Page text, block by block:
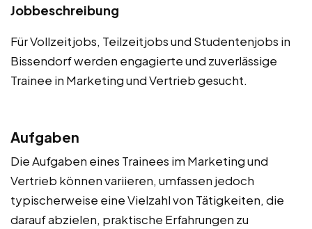
Jobbeschreibung
Für Vollzeitjobs, Teilzeitjobs und Studentenjobs in
Bissendorf werden engagierte und zuverlässige
Trainee in Marketing und Vertrieb gesucht.
Aufgaben
Die Aufgaben eines Trainees im Marketing und
Vertrieb können variieren, umfassen jedoch
typischerweise eine Vielzahl von Tätigkeiten, die
darauf abzielen, praktische Erfahrungen zu